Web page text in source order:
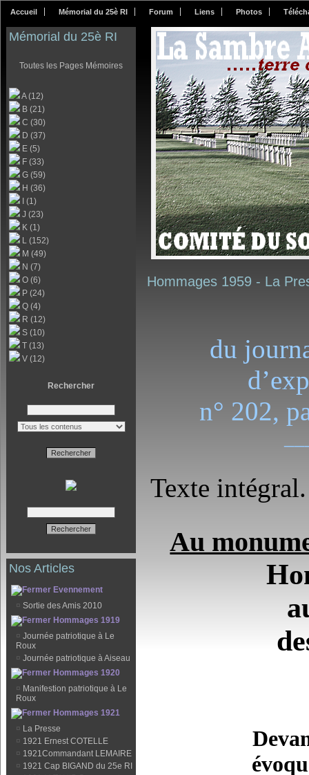
Accueil Mémorial du 25è RI Forum Liens Photos
Mémorial du 25è RI
Toutes les Pages Mémoires
A (12)
B (21)
C (30)
D (37)
E (5)
F (33)
G (59)
H (36)
I (1)
J (23)
K (1)
L (152)
M (49)
N (7)
O (6)
P (24)
Q (4)
R (12)
S (10)
T (13)
V (12)
Rechercher
Nos Articles
Evennement
¤ Sortie des Amis 2010
Hommages 1919
¤ Journée patriotique à Le
Roux
¤ Journée patriotique à Aiseau
Hommages 1920
¤ Manifestion patriotique à Le
Roux
Hommages 1921
¤ La Presse
¤ 1921 Ernest COTELLE
¤ 1921Commandant LEMAIRE
¤ 1921 Cap BIGAND du 25e RI
Hommages 1959 - La
du
n° 202,
Texte intégral.
Au